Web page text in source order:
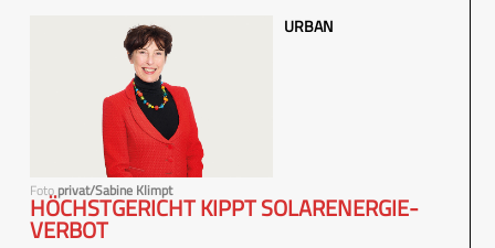
Foto privat/Sabine Klimpt
URBAN
HÖCHSTGERICHT KIPPT SOLARENERGIE-
VERBOT